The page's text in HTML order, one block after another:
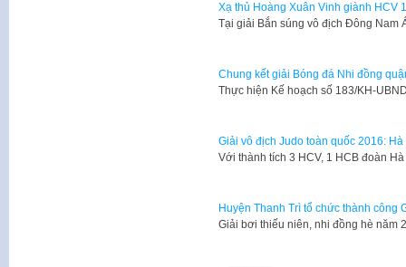
Xạ thủ Hoàng Xuân Vinh giành HCV
Tại giải Bắn súng vô địch Đông
Chung kết giải Bóng đá Nhi đồng
Thực hiện Kế hoạch số 183/KH-
Giải vô địch Judo toàn quốc 2016:
Với thành tích 3 HCV, 1 HCB đoàn
Huyện Thanh Trì tổ chức thành công
Giải bơi thiếu niên, nhi đồng hè năm